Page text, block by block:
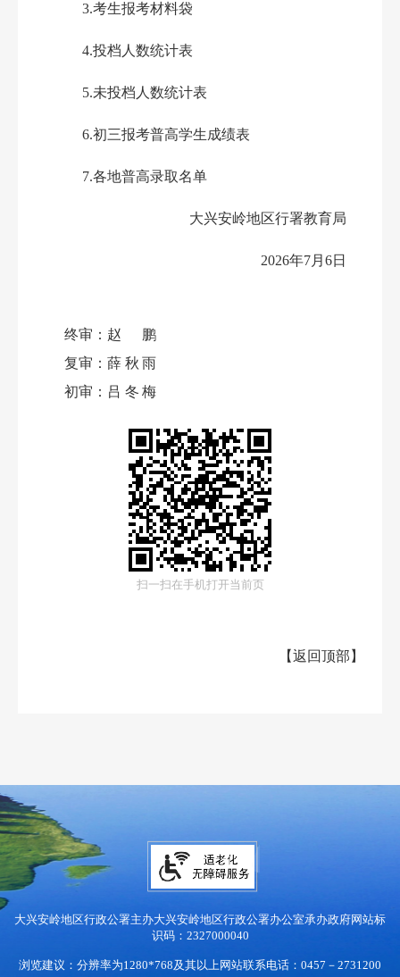
3.考生报考材料袋
4.投档人数统计表
5.未投档人数统计表
6.初三报考普高学生成绩表
7.各地普高录取名单
大兴安岭地区行署教育局
2026年7月 6日
终审： 赵鹏
复审： 薛秋雨
初审： 吕冬梅
扫一扫在手机打开当前页
【返回顶部 】
大兴安岭地区行政公署主办大兴安岭地区行政公署办公室承办政府网站标
识码：2327000040
浏览建议：分辨率为1280*768及其以上网站联系电话：0457－2731200